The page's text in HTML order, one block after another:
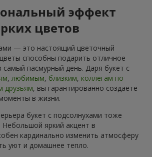
эффект
цветов
— это настоящий цветочный
способны подарить отличное
самый пасмурный день. Даря букет с
, любимым, близким, коллегам по
друзьям, вы гарантированно создаёте
в жизни.
букет с подсолнухами тоже
Небольшой яркий акцент в
кардинально изменить атмосферу
уют и домашнее тепло.